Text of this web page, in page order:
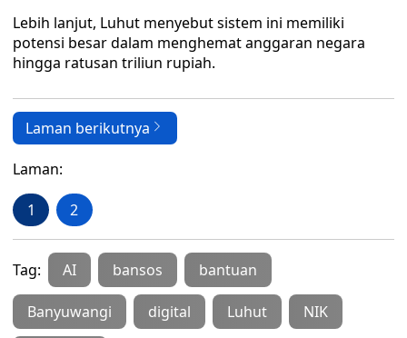
Lebih lanjut, Luhut menyebut sistem ini memiliki
potensi besar dalam menghemat anggaran negara
hingga ratusan triliun rupiah.
Laman berikutnya
Laman:
1 2
Tag: AI bansos bantuan
Banyuwangi digital Luhut NIK